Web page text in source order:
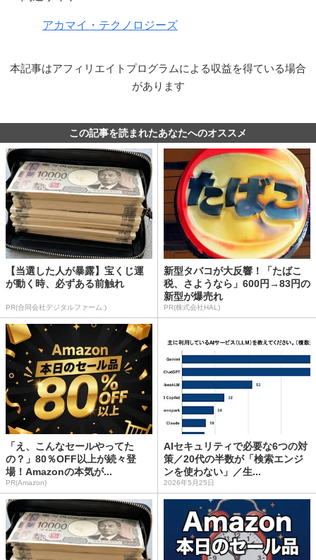
アカマイ・テクノロジーズ
本記事はアフィリエイトプログラムによる収益を得ている場合
があります
この記事を読まれたあなたへのオススメ
【当選した人が暴露】宝くじ運
が動く時、必ずある前触れ
PR(合同会社デジタルファーム )
新型タバコが大反響！「たばこ
税、さようなら」600円→83円の
新型が爆売れ
PR(株式会社HAL)
「え、こんなセールやってた
の？」80％OFF以上が続々登
場！Amazonの本気が...
PR(Amazon)
AIセキュリティで必要な6つの対
策／20代の半数が「検索エンジ
ンを使わない」／生...
2026年5月25日